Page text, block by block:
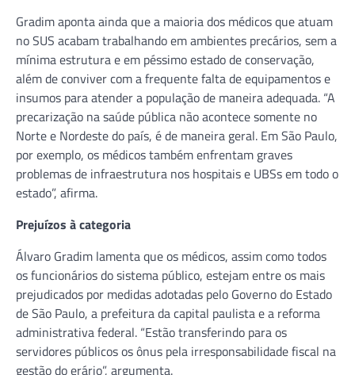
Gradim aponta ainda que a maioria dos médicos que atuam
no SUS acabam trabalhando em ambientes precários, sem a
mínima estrutura e em péssimo estado de conservação,
além de conviver com a frequente falta de equipamentos e
insumos para atender a população de maneira adequada. “A
precarização na saúde pública não acontece somente no
Norte e Nordeste do país, é de maneira geral. Em São Paulo,
por exemplo, os médicos também enfrentam graves
problemas de infraestrutura nos hospitais e UBSs em todo o
estado”, afirma.
Prejuízos à categoria
Álvaro Gradim lamenta que os médicos, assim como todos
os funcionários do sistema público, estejam entre os mais
prejudicados por medidas adotadas pelo Governo do Estado
de São Paulo, a prefeitura da capital paulista e a reforma
administrativa federal. “Estão transferindo para os
servidores públicos os ônus pela irresponsabilidade fiscal na
gestão do erário”, argumenta.